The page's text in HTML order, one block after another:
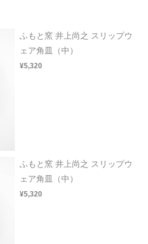
ふもと窯 井上尚之 スリップウ
ェア角皿（中）
¥5,320
ふもと窯 井上尚之 スリップウ
ェア角皿（中）
¥5,320